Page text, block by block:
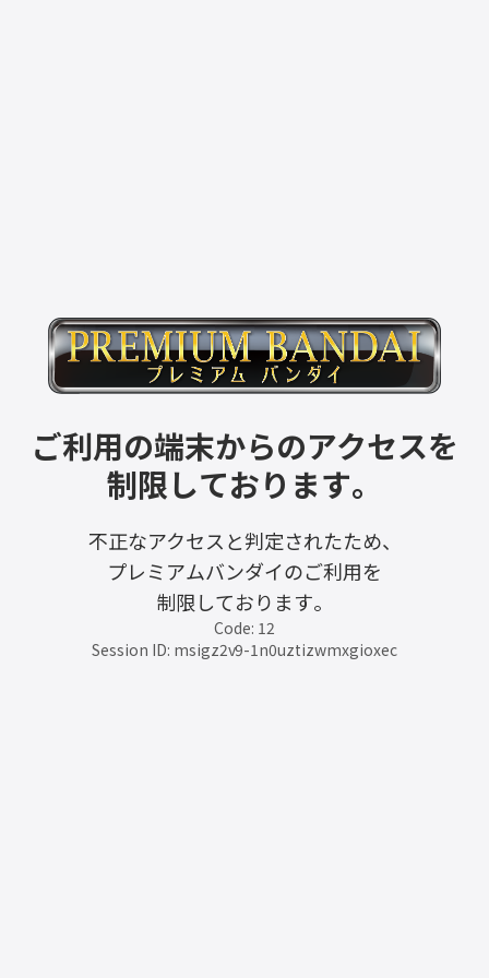
ご利用の端末からのアクセスを
制限しております。
不正なアクセスと判定されたため、
プレミアムバンダイのご利用を
制限しております。
Code: 12
Session ID: msigz2v9-1n0uztizwmxgioxec